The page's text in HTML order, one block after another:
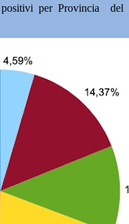
per Provincia del